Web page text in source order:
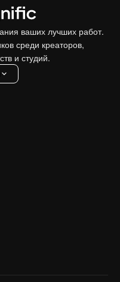
ваших лучших работ.
среди креаторов,
и студий.